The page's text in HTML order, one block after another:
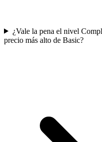
¿Vale la pena el nivel
precio más alto de Basic?